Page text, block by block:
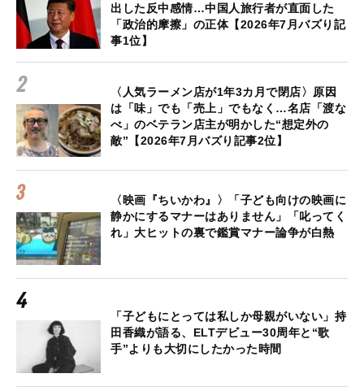
出した反中感情…中国人旅行者が直面した
「政治的摩擦」の正体【2026年7月バズり記
事1位】
〈人気ラーメン店が1年3カ月で閉店〉原因
は「味」でも「売上」でもなく…名店「渡な
べ」のベテラン店主が明かした“想定外の
敵”【2026年7月バズり記事2位】
〈映画『ちいかわ』〉「子ども向けの映画に
静かにするマナーはありません」「叱ってく
れ」大ヒットの裏で鑑賞マナー論争が白熱
「子どもにとっては私しか母親がいない」持
田香織が語る、ELTデビュー30周年と“歌
手”よりも大切にしたかった時間